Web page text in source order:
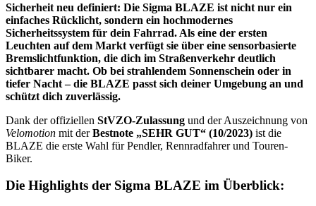
Sicherheit neu definiert: Die Sigma BLAZE ist nicht nur ein
einfaches Rücklicht, sondern ein hochmodernes
Sicherheitssystem für dein Fahrrad. Als eine der ersten
Leuchten auf dem Markt verfügt sie über eine sensorbasierte
Bremslichtfunktion, die dich im Straßenverkehr deutlich
sichtbarer macht. Ob bei strahlendem Sonnenschein oder in
tiefer Nacht – die BLAZE passt sich deiner Umgebung an und
schützt dich zuverlässig.
Dank der offiziellen StVZO-Zulassung und der Auszeichnung von
Velomotion mit derBestnote „SEHR GUT“ (10/2023) ist die
BLAZE die erste Wahl für Pendler, Rennradfahrer und Touren-
Biker.
Die Highlights der Sigma BLAZE im Überblick: